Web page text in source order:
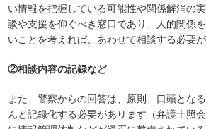
い情報を把握している可能性や関係解消の
談や支援を仰ぐべき窓口であり、人的関係
いことを考えれば、あわせて相談する必要が
②相談内容の記録など
また、警察からの回答は、原則、口頭とな
んと記録化する必要があります（弁護士照